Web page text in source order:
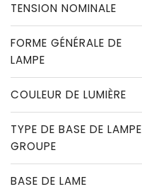
TENSION NOMINALE
FORME GÉNÉRALE DE
LAMPE
COULEUR DE LUMIÈRE
TYPE DE BASE DE LAMPE
GROUPE
BASE DE LAME